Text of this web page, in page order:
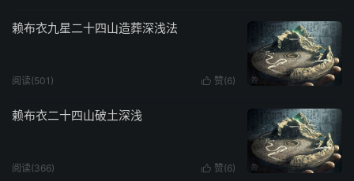
赖布衣九星二十四山造葬深浅法
 赞(6)
阅读(501)
赖布衣二十四山破土深浅
 赞(6)
阅读(366)